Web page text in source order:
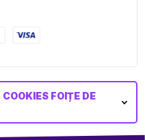
COOKIES FOIȚE DE